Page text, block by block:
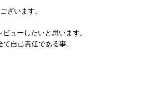
ざいます。
ューしたいと思います。
自己責任である事、